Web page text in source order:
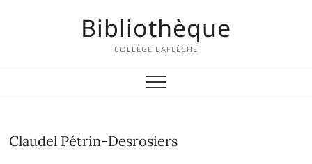
Bibliothèque
COLLÈGE LAFLÈCHE
Claudel Pétrin-Desrosiers